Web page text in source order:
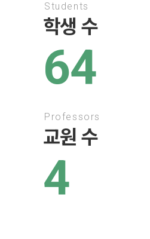
Students
학생 수
64
Professors
교원 수
4